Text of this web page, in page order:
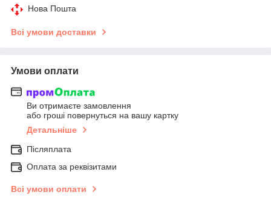
Нова Пошта
Всі умови доставки
Умови оплати
Ви отримаєте замовлення
або гроші повернуться на вашу картку
Детальніше
Післяплата
Оплата за реквізитами
Всі умови оплати